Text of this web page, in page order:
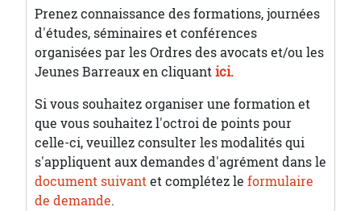
Prenez connaissance des formations, journées
d'études, séminaires et conférences
organisées par les Ordres des avocats et/ou les
Jeunes Barreaux en cliquantici.
Si vous souhaitez organiser une formation et
que vous souhaitez l'octroi de points pour
celle-ci, veuillez consulter les modalités qui
s'appliquent aux demandes d'agrément dans le
document suivantet complétez le formulaire
de demande.